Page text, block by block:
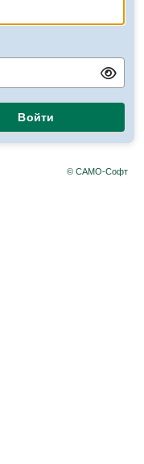
Войти
© САМО-Софт